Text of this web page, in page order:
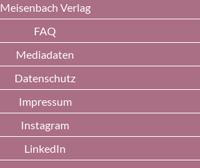
Meisenbach Verlag
FAQ
Mediadaten
Datenschutz
Impressum
Instagram
LinkedIn